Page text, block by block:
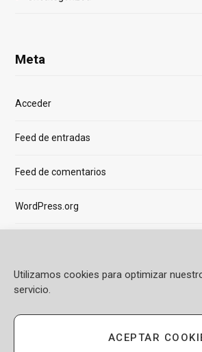
Utilizamos cookies para optimizar
servicio.
ACEPTAR
Meta
Acceder
Feed de entradas
Feed de comentarios
WordPress.org